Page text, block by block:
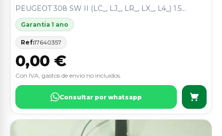
PEUGEOT 308 SW II (LC_, LJ_, LR_, LX_, L4_) 1.5...
Garantia 1 ano
Ref:17640357
0,00 €
Con IVA, gastos de envio no incluidos.
Consultar por whatsapp